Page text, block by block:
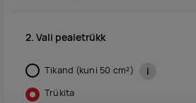
2. Vali pealetrükk
Tikand (kuni 50 cm²) i
Trükita